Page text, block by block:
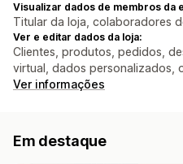
Visualizar dados de membros da
Titular da loja, colaboradores
Ver e editar dados da loja:
Clientes, produtos, pedidos,
virtual, dados personalizados,
Ver informações
Em destaque